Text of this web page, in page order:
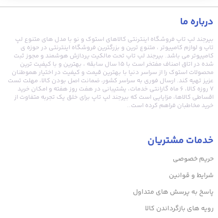
اگر دانشجو هستید، این دستگاه سرعت، وزن مناسب و کیفیت
نمایشگر عالی را در اختیار شما قرار میدهد. اگر کارمند اداری، حسابدار یا
کارشناس شرکت هستید، پردازنده قدرتمند و عملکرد چندوظیفگی
دستگاه به خوبی جوابگوی نیازهای شما خواهد بود. اگر به دنبال لپ
تاپی برای آموزش آنلاین، تولید محتوای سبک، مدیریت شبکه های
اجتماعی، تماشای فیلم و استفاده روزمره هستید، HP ProBook 445
G8 یکی از بهترین انتخاب ها در این رنج قیمتی است. حتی کاربرانی که
به دنبال یک لپ تاپ سبک و مدیریتی با ظاهر حرفه ای هستند نیز از
این مدل کاملاً راضی خواهند بود.
کم مصرف، با کیفیت ساخت بالا و دارای امکانات مناسب است که در
دستگاه مطمئن، بادوام و مناسب کاربری اداری و دانشجویی هستید،
این لپ تاپ بدون شک یکی از بهترین گزینه های موجود در بازار است.
میتوانید از طریق فروشگاه
مطمئن و بدون ریسک را تجربه نمایید.
درباره ما
بیرجند لپ تاپ فروشگاه اینترنتی کالاهای استوک و نو با مدل های متنوع لپ
تاپ و لوازم کامپیوتر ، متنوع ترین و بزرگترین فروشگاه اینترنتی در حوزه ی
کامپیوتر می باشد. بیرجند لپ تاپ تحت مالکیت پردازش هوشمند و مجوز ثبت
شده در اتاق اصناف مفتخر است با ۱۵ سال سابقه ، بهترین و با کیفیت ترین
محصولات استوک را از سراسر دنیا با بهترین قیمت و کیفیت در اختیار هموطنان
عزیز تهیه کند. ارسال فوری به سراسر کشور، ضمانت اصل بودن کالا، مهلت تست
۷ روزه کالا، ۶ ماه گارانتی خدمات، پشتیبانی در هفت روز هفته و امکان خرید
اقساطی کالاها، مزایایی است که بیرجند لپ تاپ برای خلق یک تجربه متفاوت از
خرید مخاطبان فراهم کرده است..
خدمات مشتریان
حریم خصوصی
شرایط و قوانین
پاسخ به پرسش های متداول
رویه های بازگرداندن کالا